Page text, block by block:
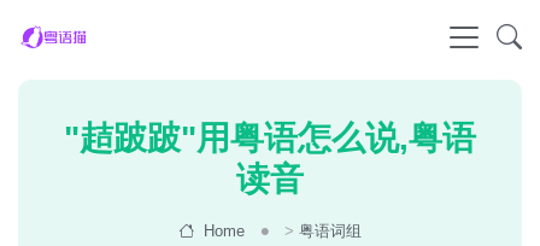
"趌跛跛"用粤语怎么说,粤语
读音
Home >粤语词组